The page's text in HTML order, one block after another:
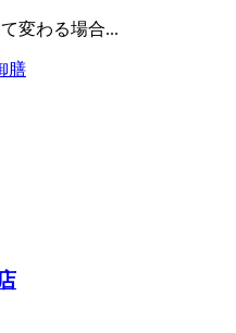
変わる場合...
膳